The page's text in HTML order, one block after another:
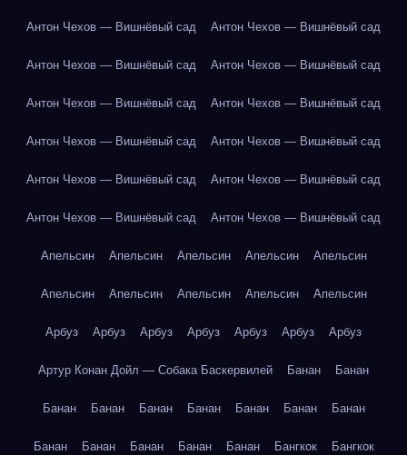
Антон Чехов — Вишнёвый сад Антон Чехов — Вишнёвый сад
Антон Чехов — Вишнёвый сад Антон Чехов — Вишнёвый сад
Антон Чехов — Вишнёвый сад Антон Чехов — Вишнёвый сад
Антон Чехов — Вишнёвый сад Антон Чехов — Вишнёвый сад
Антон Чехов — Вишнёвый сад Антон Чехов — Вишнёвый сад
Антон Чехов — Вишнёвый сад Антон Чехов — Вишнёвый сад
Апельсин Апельсин Апельсин Апельсин Апельсин
Апельсин Апельсин Апельсин Апельсин Апельсин
Арбуз Арбуз Арбуз Арбуз Арбуз Арбуз Арбуз
Артур Конан Дойл — Собака Баскервилей Банан Банан
Банан Банан Банан Банан Банан Банан Банан
Банан Банан Банан Банан Банан Бангкок Бангкок